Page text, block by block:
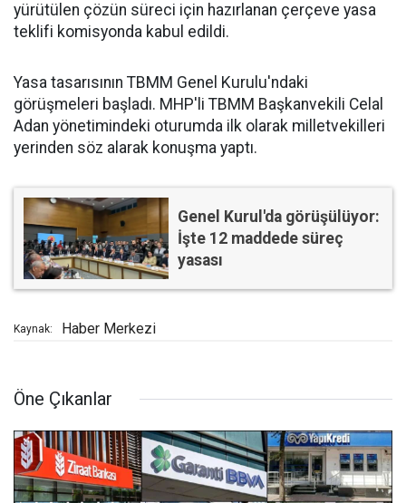
yürütülen çözün süreci için hazırlanan çerçeve yasa
teklifi komisyonda kabul edildi.
Yasa tasarısının TBMM Genel Kurulu'ndaki
görüşmeleri başladı. MHP'li TBMM Başkanvekili Celal
Adan yönetimindeki oturumda ilk olarak milletvekilleri
yerinden söz alarak konuşma yaptı.
Genel Kurul'da görüşülüyor:
İşte 12 maddede süreç
yasası
Kaynak: Haber Merkezi
Öne Çıkanlar